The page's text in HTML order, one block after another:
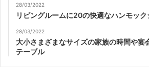
28/03/2022
リビングルームに20の快適なハンモック
28/03/2022
大小さまざまなサイズの家族の時間や宴
テーブル